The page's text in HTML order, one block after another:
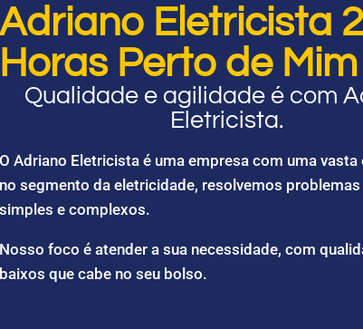
Adriano Eletricista
Horas Perto de Mim
Qualidade e agilidade é com
Eletricista.
O Adriano Eletricista é uma empresa com uma vasta
no segmento da eletricidade, resolvemos
simples e complexos.
Nosso foco é atender a sua necessidade, com
baixos que cabe no seu bolso.